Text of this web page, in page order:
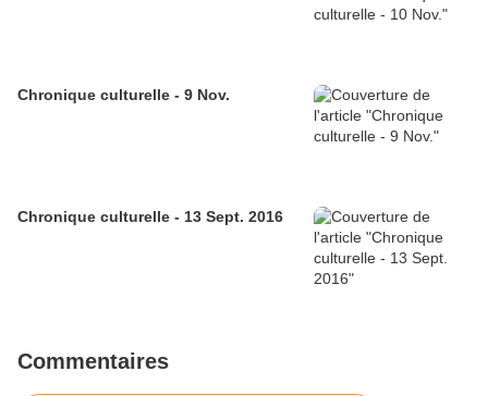
Chronique culturelle - 9 Nov.
Chronique culturelle - 13 Sept. 2016
Commentaires